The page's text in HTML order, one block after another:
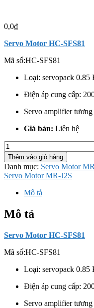
0,0₫
Servo Motor HC-SFS81
Mã số:HC-SFS81
Loại: servopack 0.85
Điện áp cung cấp:
Servo amplifier
Giá bán: Liên hệ
Servo
Motor
HC-
SFS81
số
lượng
Thêm vào giỏ hàng
Danh mục: Servo Motor
Servo Motor MR-J2S
Mô tả
Mô tả
Servo Motor HC-SFS81
Mã số:HC-SFS81
Loại: servopack 0.85
Điện áp cung cấp:
Servo amplifier